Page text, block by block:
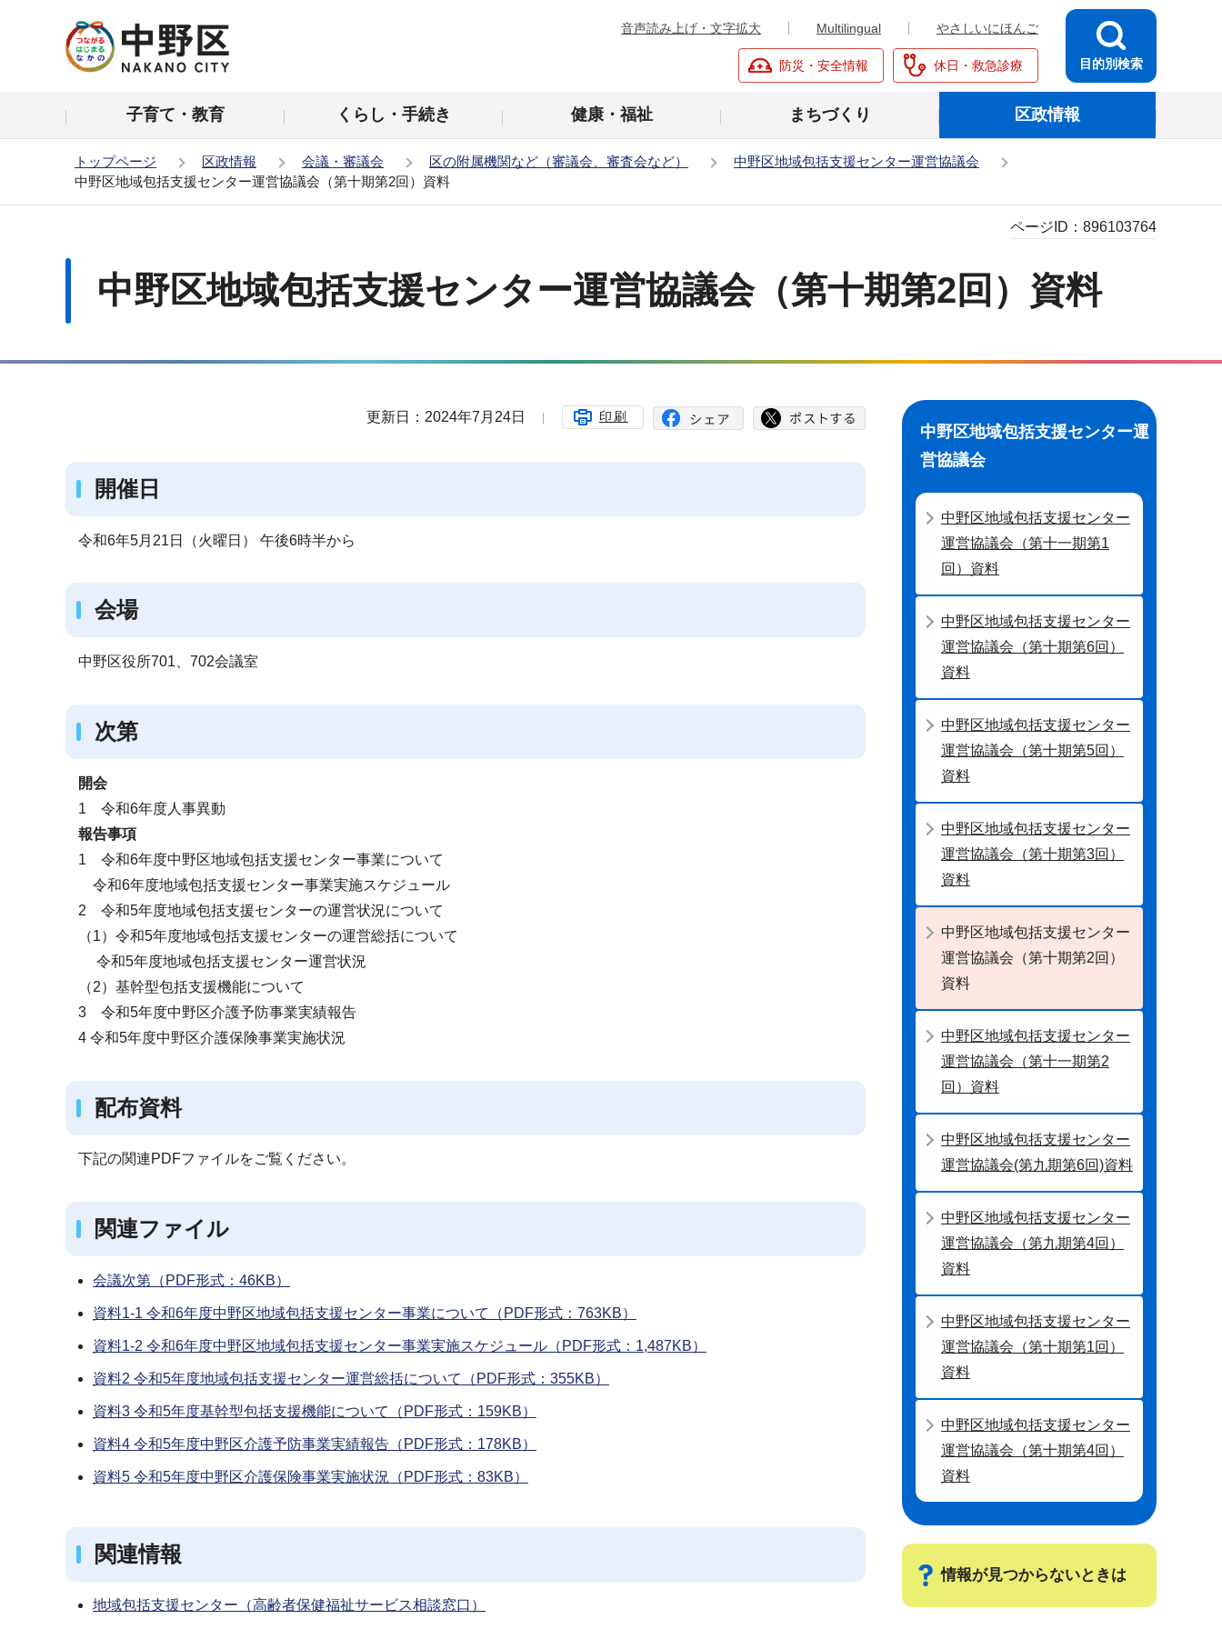
の
音声読み上げ・文字拡大 Multilingual やさしいにほんご
防災・安全情報 休日・救急診療 目的別検索
子育て・教育 くらし・手続き 健康・福祉 まちづくり 区政情報
トップページ 区政情報 会議・審議会 区の附属機関など（審議会、審査会など）
中野区地域包括支援センター運営協議会
中野区地域包括支援センター運営協議会（第十期第2回）資料
中野区地域包括支援センター運営協議会（第十期第2回）資料
ページID： 896103764
更新日：2024年7月24日 印刷
開催日
令和6年5月21日（火曜日） 午後6時半から
会場
中野区役所701、702会議室
次第
開会
1 令和6年度人事異動
報告事項
1 令和6年度中野区地域包括支援センター事業について
令和6年度地域包括支援センター事業実施スケジュール
2 令和5年度地域包括支援センターの運営状況について
（1）令和5年度地域包括支援センターの運営総括について
令和5年度地域包括支援センター運営状況
（2）基幹型包括支援機能について
3 令和5年度中野区介護予防事業実績報告
4 令和5年度中野区介護保険事業実施状況
配布資料
下記の関連PDFファイルをご覧ください。
関連ファイル
会議次第（PDF形式：46KB）
資料1-1 令和6年度中野区地域包括支援センター事業について（PDF形式：763KB）
資料1-2 令和6年度中野区地域包括支援センター事業実施スケジュール（PDF形式：1,487KB）
資料2 令和5年度地域包括支援センター運営総括について（PDF形式：355KB）
資料3 令和5年度基幹型包括支援機能について（PDF形式：159KB）
資料4 令和5年度中野区介護予防事業実績報告（PDF形式：178KB）
資料5 令和5年度中野区介護保険事業実施状況（PDF形式：83KB）
関連情報
地域包括支援センター（高齢者保健福祉サービス相談窓口）
ー
ン
こ
中野区地域包括支援センター運
営協議会
中野区地域包括支援センター
運営協議会（第十一期第1
回）資料
中野区地域包括支援センター
運営協議会（第十期第6回）
資料
中野区地域包括支援センター
運営協議会（第十期第5回）
資料
中野区地域包括支援センター
運営協議会（第十期第3回）
資料
中野区地域包括支援センター
運営協議会（第十期第2回）
資料
中野区地域包括支援センター
運営協議会（第十一期第2
回）資料
中野区地域包括支援センター
運営協議会(第九期第6回)資料
中野区地域包括支援センター
運営協議会（第九期第4回）
資料
中野区地域包括支援センター
運営協議会（第十期第1回）
資料
中野区地域包括支援センター
運営協議会（第十期第4回）
資料
情報が見つからないときは